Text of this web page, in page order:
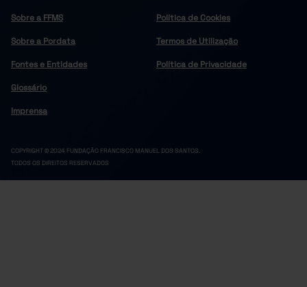
Sobre a FFMS
Sobre a Pordata
Fontes e Entidades
Glossário
Imprensa
Política de Cookies
Termos de Utilização
Política de Privacidade
COPYRIGHT © 2024 FUNDAÇÃO FRANCISCO MANUEL DOS SANTOS.
TODOS OS DIREITOS RESERVADOS